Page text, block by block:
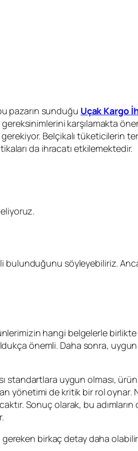
pazarın sunduğu Uçak Kargo
karşılamakta
Belçikalı tüketicilerin
da ihracatı etkilemektedir.
bulunduğunu söyleyebiliriz.
hangi belgelerle
önemli. Daha sonra,
standartlara uygun olması,
yönetimi de kritik bir rol oynar.
Sonuç olarak, bu adımların
gereken birkaç detay daha